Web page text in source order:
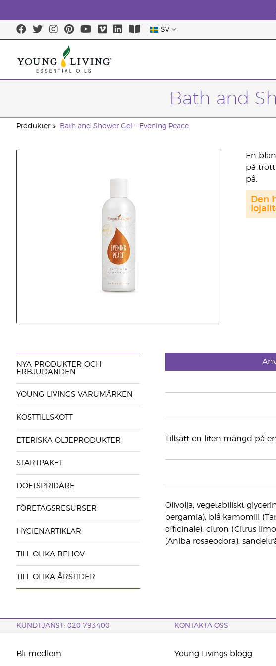
SV
Bath and
Produkter Bath and Shower Gel – Evening Peace
En
på
på.
Den
NYA PRODUKTER OCH
ERBJUDANDEN
YOUNG LIVINGS VARUMÄRKEN
KOSTTILLSKOTT
ETERISKA OLJEPRODUKTER
STARTPAKET
DOFTSPRIDARE
FÖRETAGSRESURSER
HYGIENARTIKLAR
TILL OLIKA BEHOV
TILL OLIKA ÅRSTIDER
Tillsätt en liten mängd på
Olivolja, vegetabiliskt
bergamia), blå kamomill
officinale), citron (Citrus
(Aniba rosaeodora),
KUNDTJÄNST: 020 793400 KONTAKTA OSS
Bli medlem Young Livings blogg